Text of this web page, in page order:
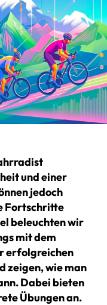
und einer
jedoch
Fortschritte
beleuchten wir
mit dem
erfolgreichen
zeigen, wie man
Dabei bieten
Übungen an.